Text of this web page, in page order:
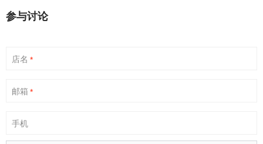
参与讨论
店名 *
邮箱 *
手机